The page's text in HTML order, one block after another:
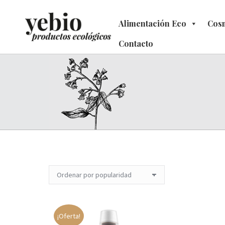
Alimentación Eco
Contacto
¡Oferta!
Alimentación Eco
Contacto